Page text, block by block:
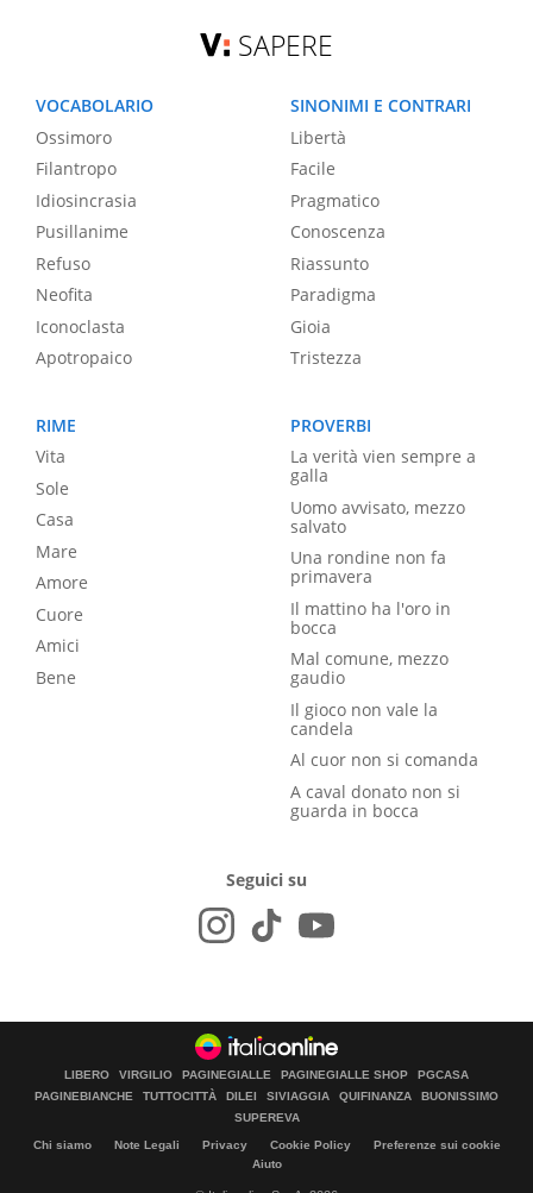
SAPERE
VOCABOLARIO
Ossimoro
Filantropo
Idiosincrasia
Pusillanime
Refuso
Neofita
Iconoclasta
Apotropaico
SINONIMI E CONTRARI
Libertà
Facile
Pragmatico
Conoscenza
Riassunto
Paradigma
Gioia
Tristezza
RIME
Vita
Sole
Casa
Mare
Amore
Cuore
Amici
Bene
PROVERBI
La verità vien sempre a
galla
Uomo avvisato, mezzo
salvato
Una rondine non fa
primavera
Il mattino ha l'oro in
bocca
Mal comune, mezzo
gaudio
Il gioco non vale la
candela
Al cuor non si comanda
A caval donato non si
guarda in bocca
Seguici su
LIBERO VIRGILIO PAGINEGIALLE PAGINEGIALLE SHOP
PGCASA
PAGINEBIANCHE
TUTTOCITTÀ DILEI SIVIAGGIA QUIFINANZA
BUONISSIMO
SUPEREVA
Chi siamo Note Legali Privacy Cookie Policy
Preferenze sui cookie
Aiuto